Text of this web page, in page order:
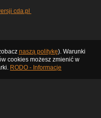
cda.pl
naszą politykę). Warunki
cookies możesz zmienić w
RODO - Informacje